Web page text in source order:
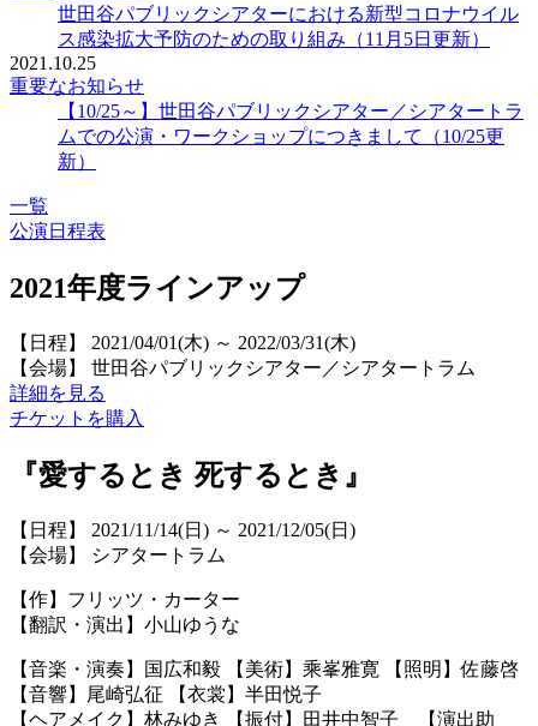
世田谷パブリックシアターにおける新型コロナウイル
ス感染拡大予防のための取り組み（11月5日更新）
2021.10.25
重要なお知らせ
【10/25～】世田谷パブリックシアター／シアタートラ
ムでの公演・ワークショップにつきまして（10/25更
新）
一覧
公演日程表
2021年度ラインアップ
【日程】 2021/04/01(木) ～ 2022/03/31(木)
【会場】 世田谷パブリックシアター／シアタートラム
詳細を見る
チケットを購入
『愛するとき 死するとき』
【日程】 2021/11/14(日) ～ 2021/12/05(日)
【会場】 シアタートラム
【作】フリッツ・カーター
【翻訳・演出】小山ゆうな
【音楽・演奏】国広和毅 【美術】乘峯雅寛 【照明】佐藤啓
【音響】尾崎弘征 【衣裳】半田悦子
【ヘアメイク】林みゆき 【振付】田井中智子 【演出助